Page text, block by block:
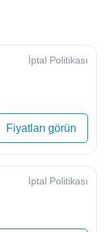
İptal Politikası
Fiyatları görün
İptal Politikası